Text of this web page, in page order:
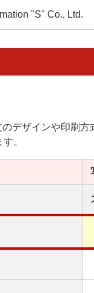
"S" Co., Ltd.
デザインや印刷
。